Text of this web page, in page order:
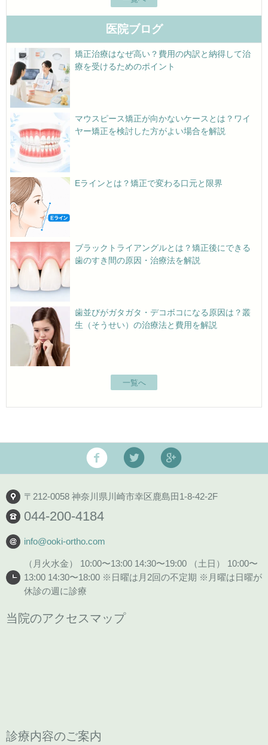
医院ブログ
矯正治療はなぜ高い？費用の内訳と納得して治
療を受けるためのポイント
マウスピース矯正が向かないケースとは？ワイ
ヤー矯正を検討した方がよい場合を解説
Eラインとは？矯正で変わる口元と限界
ブラックトライアングルとは？矯正後にできる
歯のすき間の原因・治療法を解説
歯並びがガタガタ・デコボコになる原因は？叢
生（そうせい）の治療法と費用を解説
一覧へ
〒212-0058 神奈川県川崎市幸区鹿島田1-8-42-2F
044-200-4184
info@ooki-ortho.com
（月火水金） 10:00〜13:00 14:30〜19:00 （土日） 10:00〜
13:00 14:30〜18:00 ※日曜は月2回の不定期 ※月曜は日曜が
休診の週に診療
当院のアクセスマップ
診療内容のご案内